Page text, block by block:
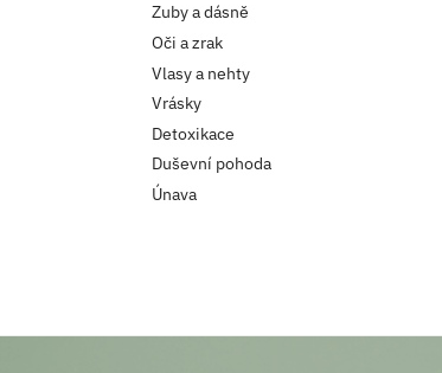
Zuby a dásně
Oči a zrak
Vlasy a nehty
Vrásky
Detoxikace
Duševní pohoda
Únava